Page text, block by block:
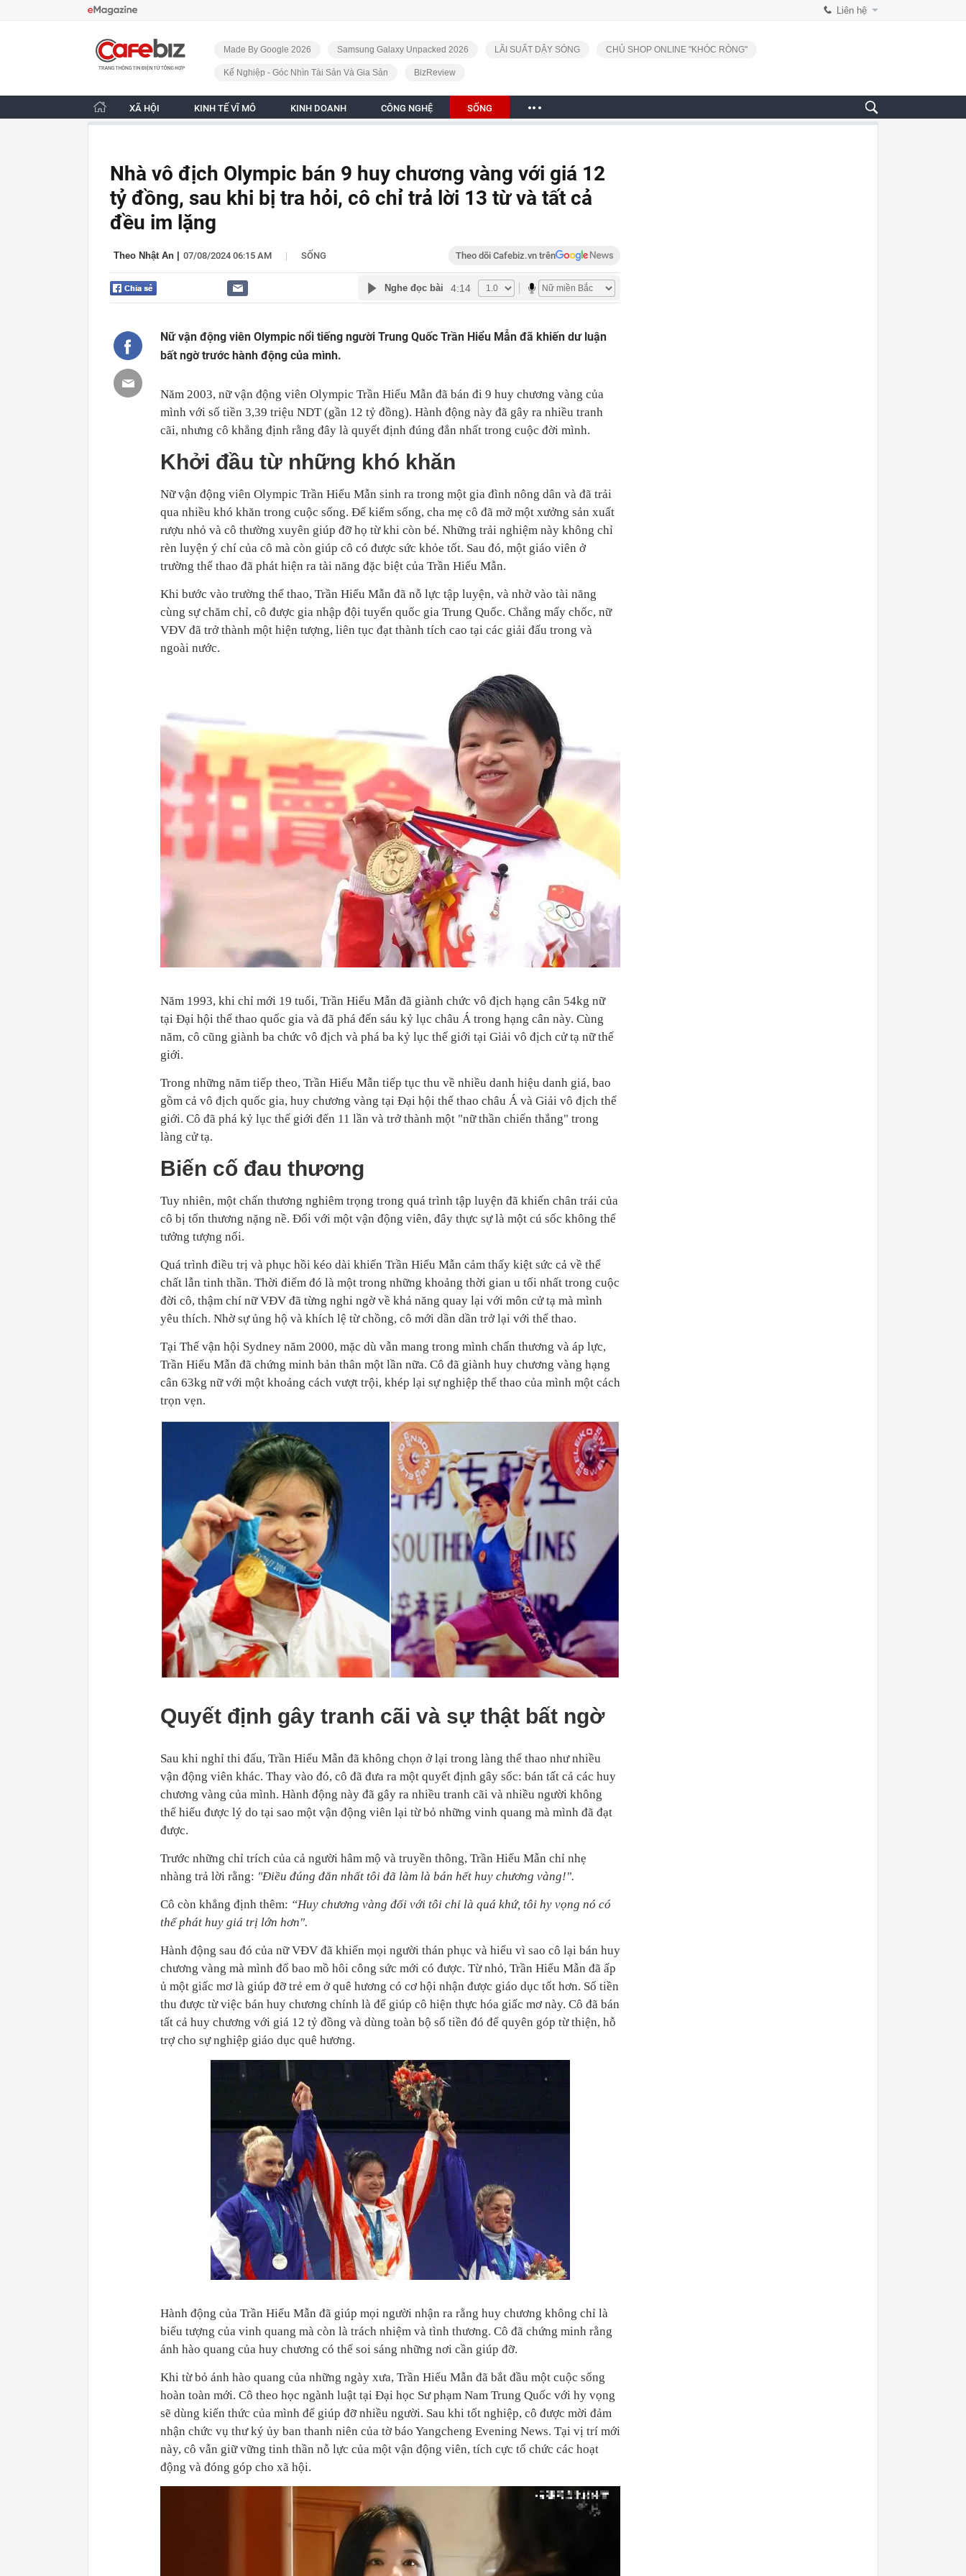
Liên hệ
CafeBiz - Trang chủ
Made By Google 2026 Samsung Galaxy Unpacked 2026 LÃI SUẤT DẬY SÓNG CHỦ SHOP ONLINE "KHÓC RÒNG"
Kế Nghiệp - Góc Nhìn Tài Sản Và Gia Sản BizReview
XÃ HỘI KINH TẾ VĨ MÔ KINH DOANH CÔNG NGHỆ SỐNG
Nhà vô địch Olympic bán 9 huy chương vàng với giá 12
tỷ đồng, sau khi bị tra hỏi, cô chỉ trả lời 13 từ và tất cả
đều im lặng
Theo Nhật An 07/08/2024 06:15 AM | SỐNG Theo dõi Cafebiz.vn trên
Nghe đọc bài 4:14
Nữ vận động viên Olympic nổi tiếng người Trung Quốc Trần Hiểu Mẫn đã khiến dư luận
bất ngờ trước hành động của mình.
Năm 2003, nữ vận động viên Olympic Trần Hiểu Mẫn đã bán đi 9 huy chương vàng của
mình với số tiền 3,39 triệu NDT (gần 12 tỷ đồng). Hành động này đã gây ra nhiều tranh
cãi, nhưng cô khẳng định rằng đây là quyết định đúng đắn nhất trong cuộc đời mình.
Khởi đầu từ những khó khăn
Nữ vận động viên Olympic Trần Hiểu Mẫn sinh ra trong một gia đình nông dân và đã trải
qua nhiều khó khăn trong cuộc sống. Để kiếm sống, cha mẹ cô đã mở một xưởng sản xuất
rượu nhỏ và cô thường xuyên giúp đỡ họ từ khi còn bé. Những trải nghiệm này không chỉ
rèn luyện ý chí của cô mà còn giúp cô có được sức khỏe tốt. Sau đó, một giáo viên ở
trường thể thao đã phát hiện ra tài năng đặc biệt của Trần Hiểu Mẫn.
Khi bước vào trường thể thao, Trần Hiểu Mẫn đã nỗ lực tập luyện, và nhờ vào tài năng
cùng sự chăm chỉ, cô được gia nhập đội tuyển quốc gia Trung Quốc. Chẳng mấy chốc, nữ
VĐV đã trở thành một hiện tượng, liên tục đạt thành tích cao tại các giải đấu trong và
ngoài nước.
Năm 1993, khi chỉ mới 19 tuổi, Trần Hiểu Mẫn đã giành chức vô địch hạng cân 54kg nữ
tại Đại hội thể thao quốc gia và đã phá đến sáu kỷ lục châu Á trong hạng cân này. Cùng
năm, cô cũng giành ba chức vô địch và phá ba kỷ lục thế giới tại Giải vô địch cử tạ nữ thế
giới.
Trong những năm tiếp theo, Trần Hiểu Mẫn tiếp tục thu về nhiều danh hiệu danh giá, bao
gồm cả vô địch quốc gia, huy chương vàng tại Đại hội thể thao châu Á và Giải vô địch thế
giới. Cô đã phá kỷ lục thế giới đến 11 lần và trở thành một "nữ thần chiến thắng" trong
làng cử tạ.
Biến cố đau thương
Tuy nhiên, một chấn thương nghiêm trọng trong quá trình tập luyện đã khiến chân trái của
cô bị tổn thương nặng nề. Đối với một vận động viên, đây thực sự là một cú sốc không thể
tưởng tượng nổi.
Quá trình điều trị và phục hồi kéo dài khiến Trần Hiểu Mẫn cảm thấy kiệt sức cả về thể
chất lẫn tinh thần. Thời điểm đó là một trong những khoảng thời gian u tối nhất trong cuộc
đời cô, thậm chí nữ VĐV đã từng nghi ngờ về khả năng quay lại với môn cử tạ mà mình
yêu thích. Nhờ sự ủng hộ và khích lệ từ chồng, cô mới dần dần trở lại với thể thao.
Tại Thế vận hội Sydney năm 2000, mặc dù vẫn mang trong mình chấn thương và áp lực,
Trần Hiểu Mẫn đã chứng minh bản thân một lần nữa. Cô đã giành huy chương vàng hạng
cân 63kg nữ với một khoảng cách vượt trội, khép lại sự nghiệp thể thao của mình một cách
trọn vẹn.
Quyết định gây tranh cãi và sự thật bất ngờ
Sau khi nghỉ thi đấu, Trần Hiểu Mẫn đã không chọn ở lại trong làng thể thao như nhiều
vận động viên khác. Thay vào đó, cô đã đưa ra một quyết định gây sốc: bán tất cả các huy
chương vàng của mình. Hành động này đã gây ra nhiều tranh cãi và nhiều người không
thể hiểu được lý do tại sao một vận động viên lại từ bỏ những vinh quang mà mình đã đạt
được.
Trước những chỉ trích của cả người hâm mộ và truyền thông, Trần Hiểu Mẫn chỉ nhẹ
nhàng trả lời rằng: "Điều đúng đắn nhất tôi đã làm là bán hết huy chương vàng!".
Cô còn khẳng định thêm: “Huy chương vàng đối với tôi chỉ là quá khứ, tôi hy vọng nó có
thể phát huy giá trị lớn hơn".
Hành động sau đó của nữ VĐV đã khiến mọi người thán phục và hiểu vì sao cô lại bán huy
chương vàng mà mình đổ bao mồ hôi công sức mới có được. Từ nhỏ, Trần Hiểu Mẫn đã ấp
ủ một giấc mơ là giúp đỡ trẻ em ở quê hương có cơ hội nhận được giáo dục tốt hơn. Số tiền
thu được từ việc bán huy chương chính là để giúp cô hiện thực hóa giấc mơ này. Cô đã bán
tất cả huy chương với giá 12 tỷ đồng và dùng toàn bộ số tiền đó để quyên góp từ thiện, hỗ
trợ cho sự nghiệp giáo dục quê hương.
Hành động của Trần Hiểu Mẫn đã giúp mọi người nhận ra rằng huy chương không chỉ là
biểu tượng của vinh quang mà còn là trách nhiệm và tình thương. Cô đã chứng minh rằng
ánh hào quang của huy chương có thể soi sáng những nơi cần giúp đỡ.
Khi từ bỏ ánh hào quang của những ngày xưa, Trần Hiểu Mẫn đã bắt đầu một cuộc sống
hoàn toàn mới. Cô theo học ngành luật tại Đại học Sư phạm Nam Trung Quốc với hy vọng
sẽ dùng kiến thức của mình để giúp đỡ nhiều người. Sau khi tốt nghiệp, cô được mời đảm
nhận chức vụ thư ký ủy ban thanh niên của tờ báo Yangcheng Evening News. Tại vị trí mới
này, cô vẫn giữ vững tinh thần nỗ lực của một vận động viên, tích cực tổ chức các hoạt
động và đóng góp cho xã hội.